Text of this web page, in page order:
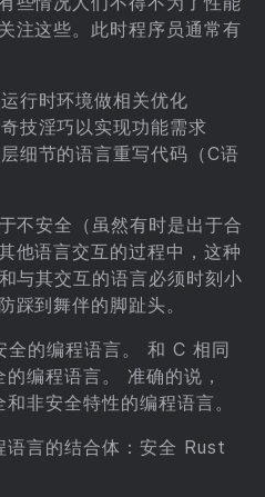
注这些。此时程序员通常有
行时环境做相关优化
技淫巧以实现功能需求
细节的语言重写代码（C语
不安全（虽然有时是出于合
他语言交互的过程中，这种
与其交互的语言必须时刻小
踩到舞伴的脚趾头。
的编程语言。 和 C 相同
编程语言。 准确的说，
非安全特性的编程语言。
语言的结合体：安全 Rust